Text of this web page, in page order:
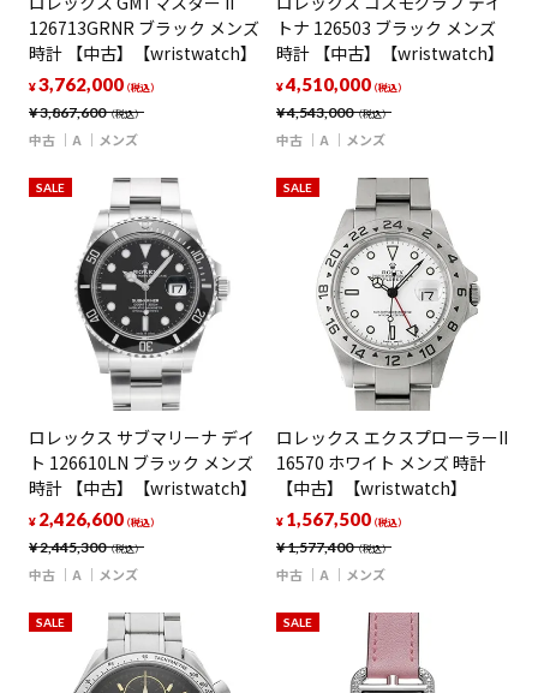
126713GRNR ブラック メンズ
時計 【中古】【wristwatch】
¥3,867,600（税込）
¥3,762,000（税込）
中古 A メンズ
トナ 126503 ブラック メンズ
時計 【中古】【wristwatch】
¥4,543,000（税込）
¥4,510,000（税込）
中古 A メンズ
SALE
ロレックス サブマリーナ デイ
ト 126610LN ブラック メンズ
時計 【中古】【wristwatch】
¥2,445,300（税込）
¥ 2,426,600（税込）
中古 A メンズ
SALE
ロレックス エクスプローラーII
16570 ホワイト メンズ 時計
【中古】【wristwatch】
¥1,577,400（税込）
¥ 1,567,500（税込）
中古 A メンズ
SALE SALE